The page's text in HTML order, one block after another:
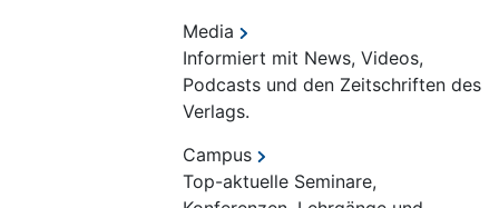
Media
Informiert mit News, Videos,
Podcasts und den Zeitschriften des
Verlags.
Campus
Top-aktuelle Seminare,